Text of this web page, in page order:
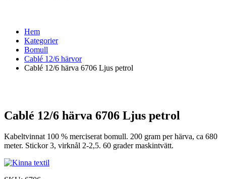
Hem
Kategorier
Bomull
Cablé 12/6 härvor
Cablé 12/6 härva 6706 Ljus petrol
Cablé 12/6 härva 6706 Ljus petrol
Kabeltvinnat 100 % merciserat bomull. 200 gram per härva, ca 680
meter. Stickor 3, virknål 2-2,5. 60 grader maskintvätt.